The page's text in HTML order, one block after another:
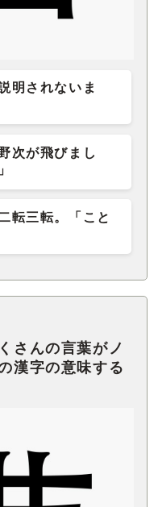
明されないま
次が飛びまし
転三転。「こと
さんの言葉がノ
漢字の意味する